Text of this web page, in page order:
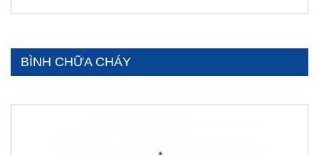
BÌNH CHỮA CHÁY